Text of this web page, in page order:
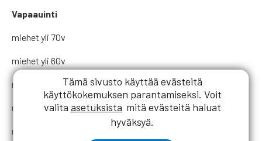
Vapaauinti
miehet yli 70v
miehet yli 60v
miehet yli 40v
miehet yleinen
naiset
Tämä sivusto käyttää evästeitä
käyttökokemuksen parantamiseksi. Voit
valita asetuksista mitä evästeitä haluat
hyväksyä.